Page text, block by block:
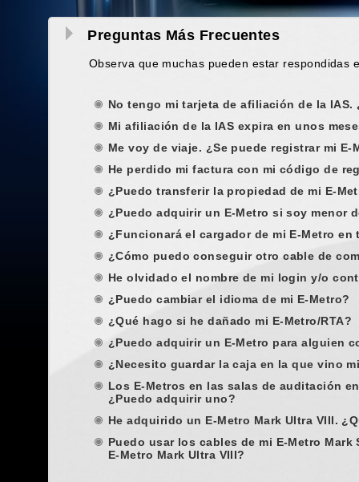
Preguntas Más Frecuentes
Observa que muchas pueden estar respondidas
No tengo mi tarjeta de afiliación de la IAS.
Mi afiliación de la IAS expira en unos
Me voy de viaje. ¿Se puede registrar mi
He perdido mi factura con mi código de
¿Puedo transferir la propiedad de mi E-
¿Puedo adquirir un E-Metro si soy menor
¿Funcionará el cargador de mi E-Metro en
¿Cómo puedo conseguir otro cable de
He olvidado el nombre de mi login y/o
¿Puedo cambiar el idioma de mi E-Metro?
¿Qué hago si he dañado mi E-Metro/RTA?
¿Puedo adquirir un E-Metro para alguien
¿Necesito guardar la caja en la que vino
Los E-Metros en las salas de auditación
¿Puedo adquirir uno?
He adquirido un E-Metro Mark Ultra VIII.
Puedo usar los cables de mi E-Metro
E-Metro Mark Ultra VIII?